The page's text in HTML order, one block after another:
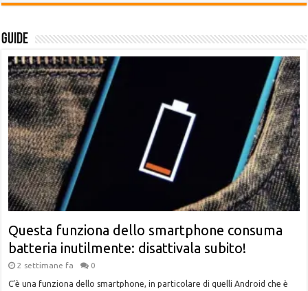
Guide
Questa funziona dello smartphone consuma
batteria inutilmente: disattivala subito!
2 settimane fa 0
C’è una funziona dello smartphone, in particolare di quelli Android che è